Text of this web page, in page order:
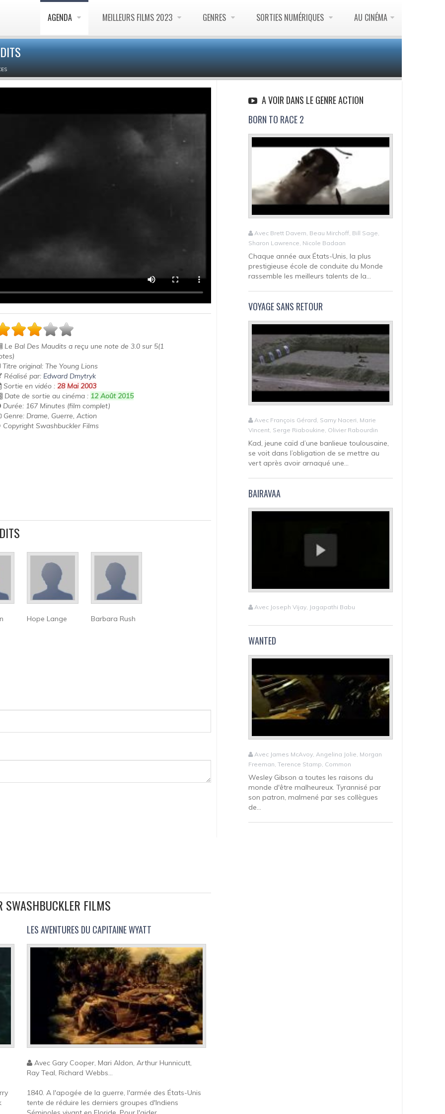
AGENDA MEILLEURS FILMS 2023 GENRES SORTIES NUMÉRIQUES AU CINÉMA
Le Bal Des Maudits a reçu une note de3.0 sur 5(1
Titre original: The Young Lions
Réalisé par: Edward Dmytryk
Sortie en vidéo : 28 Mai 2003
Date de sortie au cinéma : 12 Août 2015
Durée: 167 Minutes (film complet)
Genre: Drame, Guerre, Action
Swashbuckler Films
Hope Lange Barbara Rush
SWASHBUCKLER FILMS
LES AVENTURES DU CAPITAINE WYATT
Avec Gary Cooper, Mari Aldon, Arthur Hunnicutt,
Ray Teal, Richard Webbs...
1840. A l'apogée de la guerre, l'armée des États-Unis
tente de réduire les derniers groupes d'Indiens
A VOIR DANS LE GENRE ACTION
BORN TO RACE 2
Avec Brett Davern, Beau Mirchoff, Bill Sage,
Sharon Lawrence, Nicole Badaan
Chaque année aux États-Unis, la plus
prestigieuse école de conduite du Monde
rassemble les meilleurs talents de la...
VOYAGE SANS RETOUR
Avec François Gérard, Samy Naceri, Marie
Vincent, Serge Riaboukine, Olivier Rabourdin
Kad, jeune caïd d’une banlieue toulousaine,
se voit dans l’obligation de se mettre au
vert après avoir arnaqué une...
BAIRAVAA
Avec Joseph Vijay, Jagapathi Babu
WANTED
Avec James McAvoy, Angelina Jolie, Morgan
Freeman, Terence Stamp, Common
Wesley Gibson a toutes les raisons du
monde d'être malheureux. Tyrannisé par
son patron, malmené par ses collègues
de...